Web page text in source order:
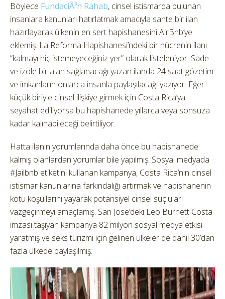
Böylece FundaciÃ³n Rahab, cinsel istismarda bulunan
insanlara kanunları hatırlatmak amacıyla sahte bir ilan
hazırlayarak ülkenin en sert hapishanesini AirBnb’ye
eklemiş. La Reforma Hapishanesi’ndeki bir hücrenin ilanı
“kalmayı hiç istemeyeceğiniz yer” olarak listeleniyor. Sade
ve izole bir alan sağlanacağı yazan ilanda 24 saat gözetim
ve imkanların onlarca insanla paylaşılacağı yazıyor. Eğer
küçük biriyle cinsel ilişkiye girmek için Costa Rica’ya
seyahat ediliyorsa bu hapishanede yıllarca veya sonsuza
kadar kalınabileceği belirtiliyor.
Hatta ilanın yorumlarında daha önce bu hapishanede
kalmış olanlardan yorumlar bile yapılmış. Sosyal medyada
#Jailbnb etiketini kullanan kampanya, Costa Rica’nın cinsel
istismar kanunlarına farkındalığı artırmak ve hapishanenin
kötü koşullarını yayarak potansiyel cinsel suçluları
vazgeçirmeyi amaçlamış. San Jose’deki Leo Burnett Costa
imzası taşıyan kampanya 82 milyon sosyal medya etkisi
yaratmış ve seks turizmi için gelinen ülkeler de dahil 30’dan
fazla ülkede paylaşılmış.